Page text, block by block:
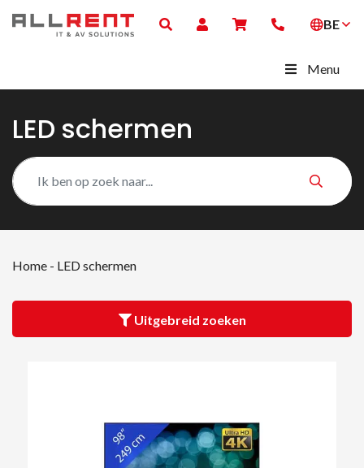
BE
Menu
LED schermen
Home - LED schermen
Uitgebreid zoeken